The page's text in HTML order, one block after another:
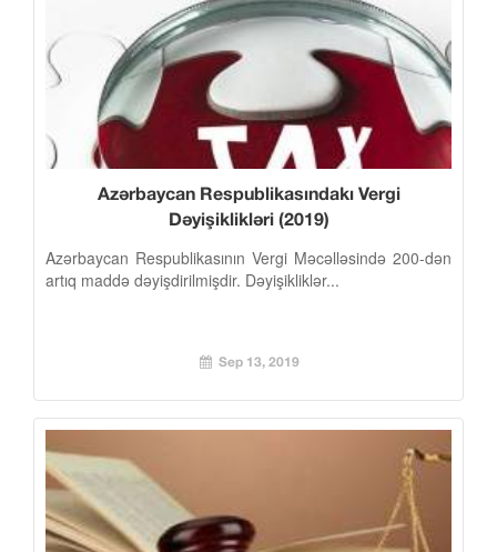
Azərbaycan Respublikasındakı Vergi
Dəyişiklikləri (2019)
Azərbaycan Respublikasının Vergi Məcəlləsində 200-dən
artıq maddə dəyişdirilmişdir. Dəyişikliklər...
Sep 13, 2019